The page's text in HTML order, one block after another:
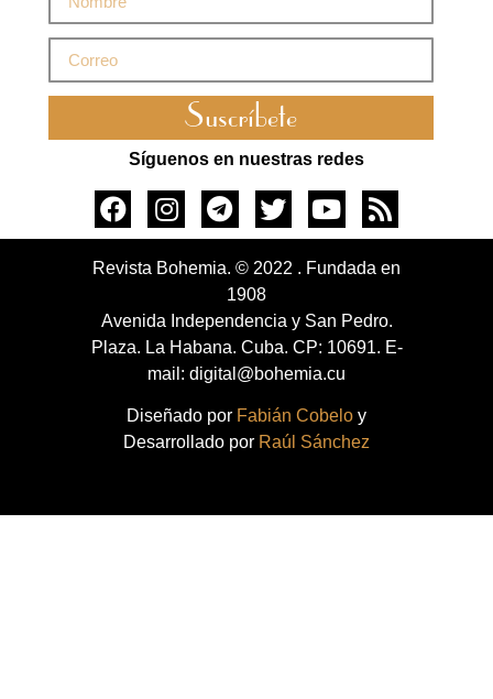
Suscríbete
Síguenos en nuestras redes
Revista Bohemia. © 2022 . Fundada en
1908
Avenida Independencia y San Pedro.
Plaza. La Habana. Cuba. CP: 10691. E-
mail: digital@bohemia.cu
Diseñado por Fabián Cobelo y
Desarrollado por Raúl Sánchez